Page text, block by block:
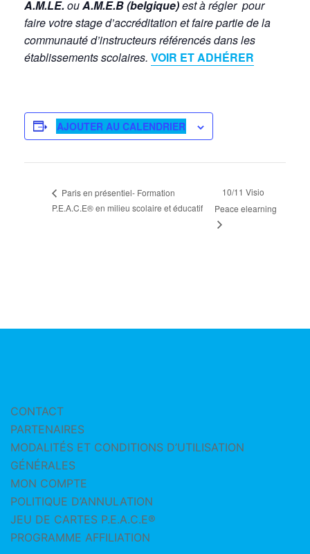
A.M.LE.ouA.M.E.B (belgique)est à régler pour
faire votre stage d’accréditation et faire partie de la
communauté d’instructeurs référencés dans les
établissements scolaires. VOIR ET ADHÉRER
AJOUTER AU CALENDRIER
Paris en présentiel- Formation
P.E.A.C.E® en milieu scolaire et éducatif
10/11 Visio
Peace elearning
CONTACT
PARTENAIRES
MODALITÉS ET CONDITIONS D’UTILISATION
GÉNÉRALES
MON COMPTE
POLITIQUE D’ANNULATION
JEU DE CARTES P.E.A.C.E®
PROGRAMME AFFILIATION